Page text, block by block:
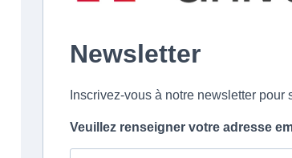
Newsletter
Inscrivez-vous à notre newsletter pour
Veuillez renseigner votre adresse